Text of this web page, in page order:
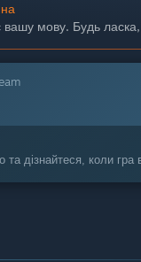
мову. Будь
дізнайтеся, коли гра